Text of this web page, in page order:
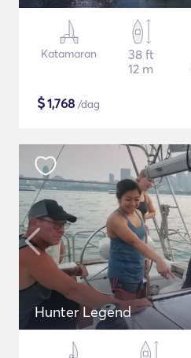
Katamaran
38 ft
12 m
$1,768 /dag
Hunter Legend